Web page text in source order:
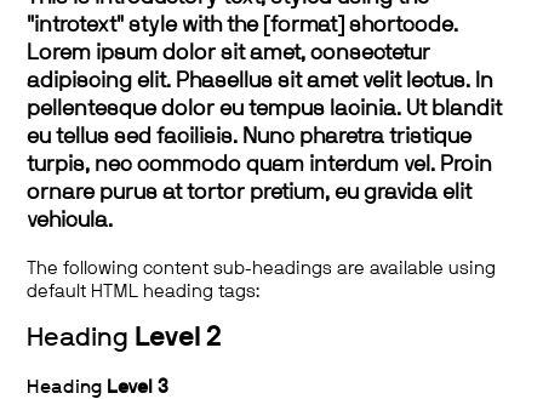
"introtext" style with the [format] shortcode.
Lorem ipsum dolor sit amet, consectetur
adipiscing elit. Phasellus sit amet velit lectus. In
pellentesque dolor eu tempus lacinia. Ut blandit
eu tellus sed facilisis. Nunc pharetra tristique
turpis, nec commodo quam interdum vel. Proin
ornare purus at tortor pretium, eu gravida elit
vehicula.
The following content sub-headings are available using
default HTML heading tags:
Heading Level 2
Heading Level 3